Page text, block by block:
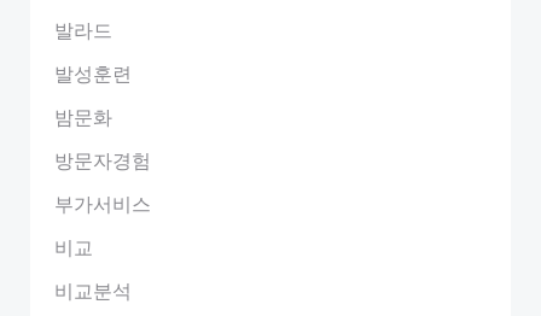
발라드
발성훈련
밤문화
방문자경험
부가서비스
비교
비교분석